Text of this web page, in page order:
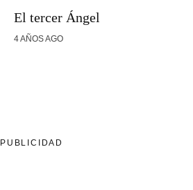
El tercer Ángel
4 AÑOS AGO
PUBLICIDAD